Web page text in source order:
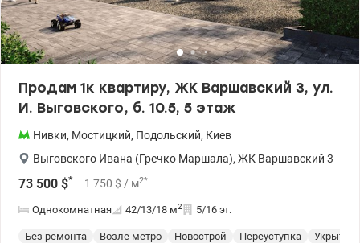
Продам 1к квартиру, ЖК Варшавский 3, ул.
И. Выговского, б. 10.5, 5 этаж
Нивки, Мостицкий, Подольский, Киев
Выговского Ивана (Гречко Маршала), ЖК Варшавский 3
73 500 $* 1 750 $ / м2*
Однокомнатная 42/13/18 м2 5/16 эт.
Без ремонта Возле метро Новострой Переуступка
Укрытие